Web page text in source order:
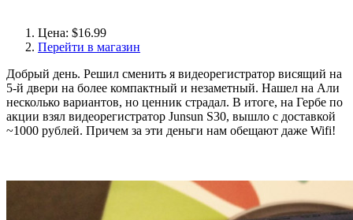
Цена: $16.99
Перейти в магазин
Добрый день. Решил сменить я видеорегистратор висящий на
5-й двери на более компактный и незаметный. Нашел на Али
несколько вариантов, но ценник страдал. В итоге, на Гербе по
акции взял видеорегистратор Junsun S30, вышло с доставкой
~1000 рублей. Причем за эти деньги нам обещают даже Wifi!